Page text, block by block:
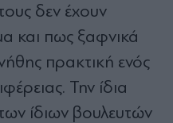
δεν έχουν
και πως ξαφνικά
πρακτική ενός
Την ίδια
ίδιων βουλευτών